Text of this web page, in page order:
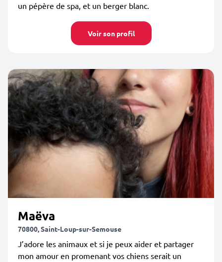
un pépère de spa, et un berger blanc.
Voir son profil
Maëva
70800, Saint-Loup-sur-Semouse
J’adore les animaux et si je peux aider et partager
mon amour en promenant vos chiens serait un